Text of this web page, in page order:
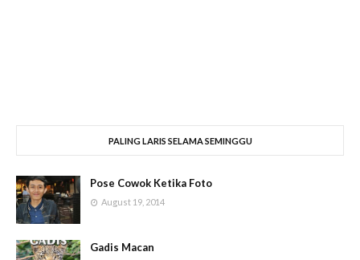
PALING LARIS SELAMA SEMINGGU
Pose Cowok Ketika Foto
August 19, 2014
Gadis Macan